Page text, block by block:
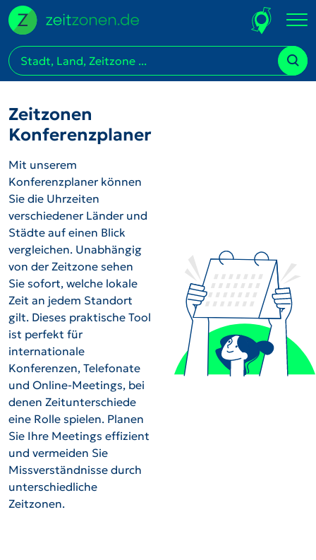
Zeitzonen
Konferenzplaner
Mit unserem
Konferenzplaner können
Sie die Uhrzeiten
verschiedener Länder und
Städte auf einen Blick
vergleichen. Unabhängig
von der Zeitzone sehen
Sie sofort, welche lokale
Zeit an jedem Standort
gilt. Dieses praktische Tool
ist perfekt für
internationale
Konferenzen, Telefonate
und Online-Meetings, bei
denen Zeitunterschiede
eine Rolle spielen. Planen
Sie Ihre Meetings effizient
und vermeiden Sie
Missverständnisse durch
unterschiedliche
Zeitzonen.